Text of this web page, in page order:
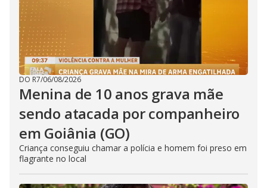
DO R7/06/08/2026
Menina de 10 anos grava mãe
sendo atacada por companheiro
em Goiânia (GO)
Criança conseguiu chamar a polícia e homem foi preso em
flagrante no local